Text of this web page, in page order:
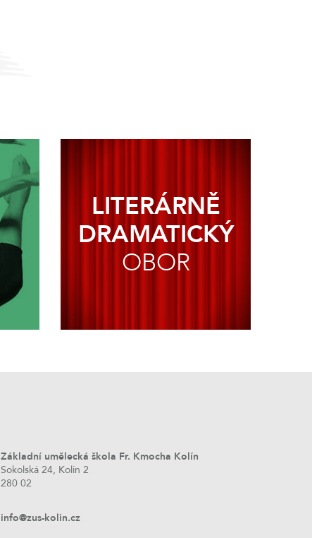
LITERÁRNĚ
DRAMATICKÝ
OBOR
Základní umělecká škola Fr. Kmocha Kolín
Sokolská 24, Kolín 2
280 02
info@zus-kolin.cz